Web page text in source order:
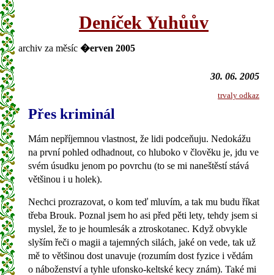
Deníček Yuhůův
archiv za měsíc �erven 2005
30. 06. 2005
trvaly odkaz
Přes kriminál
Mám nepříjemnou vlastnost, že lidi podceňuju. Nedokážu
na první pohled odhadnout, co hluboko v člověku je, jdu ve
svém úsudku jenom po povrchu (to se mi naneštěstí stává
většinou i u holek).
Nechci prozrazovat, o kom teď mluvím, a tak mu budu říkat
třeba Brouk. Poznal jsem ho asi před pěti lety, tehdy jsem si
myslel, že to je houmlesák a ztroskotanec. Když obvykle
slyším řeči o magii a tajemných silách, jaké on vede, tak už
mě to většinou dost unavuje (rozumím dost fyzice i vědám
o náboženství a tyhle ufonsko-keltské kecy znám). Také mi